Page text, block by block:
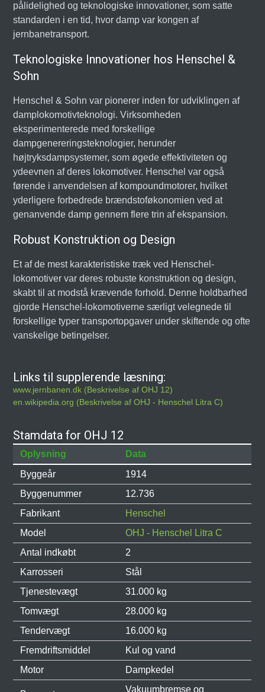
pålidelighed og teknologiske innovationer, som satte
standarden i en tid, hvor damp var kongen af
jernbanetransport.
Teknologiske Innovationer hos Henschel &
Sohn
Henschel & Sohn var pionerer inden for udviklingen af
damplokomotivteknologi. Virksomheden
eksperimenterede med forskellige
dampgenereringsteknologier, herunder
højtryksdampsystemer, som øgede effektiviteten og
ydeevnen af deres lokomotiver. Henschel var også
førende i anvendelsen af kompoundmotorer, hvilket
yderligere forbedrede brændstoføkonomien ved at
genanvende damp gennem flere trin af ekspansion.
Robust Konstruktion og Design
Et af de mest karakteristiske træk ved Henschel-
lokomotiver var deres robuste konstruktion og design,
skabt til at modstå krævende forhold. Denne holdbarhed
gjorde Henschel-lokomotiverne særligt velegnede til
forskellige typer transportopgaver under skiftende og ofte
vanskelige betingelser.
Links til supplerende læsning:
www.jernbanen.dk (Beskrivelse af OHJ 12)
en.wikipedia.org (Beskrivelse af OHJ - Henschel Litra C)
Stamdata for OHJ 12
Oplysning
Data
Byggeår
1914
Byggenummer
12.736
Fabrikant
Henschel
Model
OHJ - Henschel Litra C
Antal indkøbt
2
Karrosseri
Stål
Tjenestevægt
31.000 kg
Tomvægt
28.000 kg
Tendervægt
16.000 kg
Fremdriftsmiddel
Kul og vand
Motor
Dampkedel
Vakuumbremse og